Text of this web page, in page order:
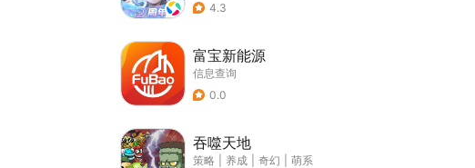
4.3
富宝新能源
信息查询
0.0
吞噬天地
策略 养成 奇幻
萌系